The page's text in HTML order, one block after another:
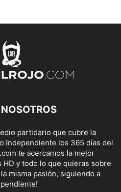
partidario que cubre la
Independiente los 365 días del
te acercamos la mejor
y todo lo que quieras sobre
misma pasión, siguiendo a